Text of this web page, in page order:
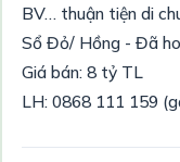
BV… thuận tiện di
Sổ Đỏ/ Hồng - Đã
Giá bán: 8 tỷ TL
LH: 0868 111 159